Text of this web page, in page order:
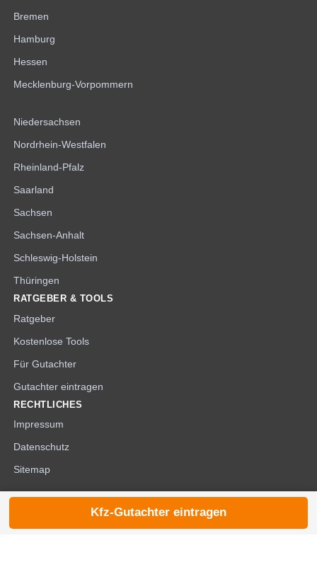
Bremen
Hamburg
Hessen
Mecklenburg-Vorpommern
Niedersachsen
Nordrhein-Westfalen
Rheinland-Pfalz
Saarland
Sachsen
Sachsen-Anhalt
Schleswig-Holstein
Thüringen
RATGEBER & TOOLS
Ratgeber
Kostenlose Tools
Für Gutachter
Gutachter eintragen
RECHTLICHES
Impressum
Datenschutz
Sitemap
© 2026 die-kfzgutachter.de |
Kfz-Gutachter eintragen